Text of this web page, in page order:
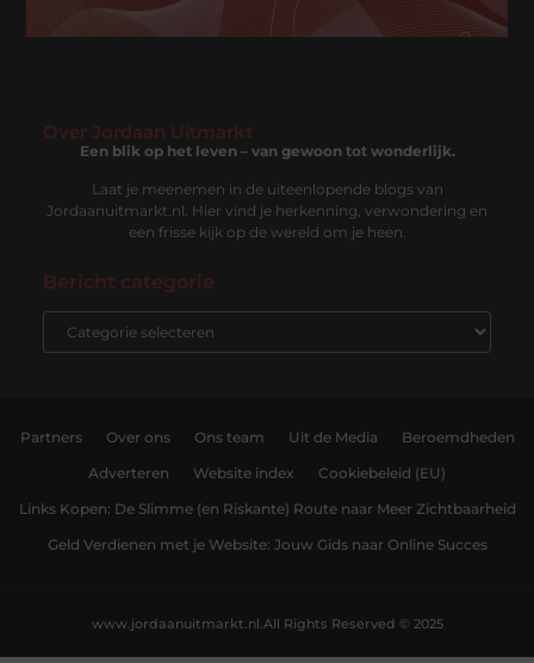
Over Jordaan Uitmarkt
Een blik op het leven – van gewoon tot wonderlijk.
Laat je meenemen in de uiteenlopende blogs van
Jordaanuitmarkt.nl. Hier vind je herkenning, verwondering en
een frisse kijk op de wereld om je heen.
Bericht categorie
Partners Over ons Ons team Uit de Media Beroemdheden
Adverteren Website index Cookiebeleid (EU)
Links Kopen: De Slimme (en Riskante) Route naar Meer Zichtbaarheid
Geld Verdienen met je Website: Jouw Gids naar Online Succes
All Rights Reserved © 2025
www.jordaanuitmarkt.nl.